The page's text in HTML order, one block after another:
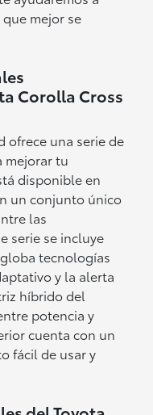
mejor se
Corolla Cross
ofrece una serie de
mejorar tu
disponible en
un conjunto único
las
serie se incluye
tecnologías
y la alerta
híbrido del
potencia y
cuenta con un
fácil de usar y